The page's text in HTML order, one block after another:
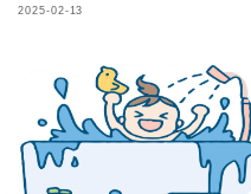
2025-02-13